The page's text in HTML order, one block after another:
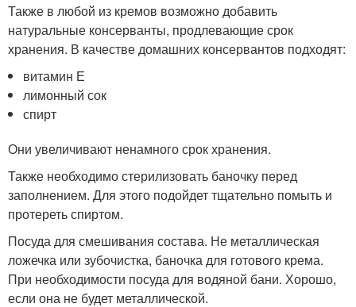
Также в любой из кремов возможно добавить
натуральные консерванты, продлевающие срок
хранения. В качестве домашних консервантов подходят:
витамин Е
лимонный сок
спирт
Они увеличивают ненамного срок хранения.
Также необходимо стерилизовать баночку перед
заполнением. Для этого подойдет тщательно помыть и
протереть спиртом.
Посуда для смешивания состава. Не металлическая
ложечка или зубочистка, баночка для готового крема.
При необходимости посуда для водяной бани. Хорошо,
если она не будет металлической.